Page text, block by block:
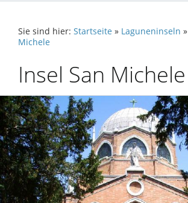
Sie sind hier: Startseite » Laguneninseln »
Michele
Insel San Michele